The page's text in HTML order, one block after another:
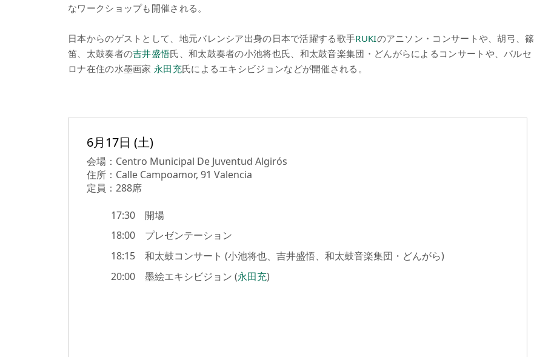
なワークショップも開催される。
日本からのゲストとして、地元バレンシア出身の日本で活躍する歌手RUKIのアニソン・コンサートや、胡弓、篠
笛、太鼓奏者の吉井盛悟氏、和太鼓奏者の小池将也氏、和太鼓音楽集団・どんがらによるコンサートや、バルセ
ロナ在住の水墨画家 永田充氏によるエキシビジョンなどが開催される。
6月17日 (土)
会場：Centro Municipal De Juventud Algirós
住所：Calle Campoamor, 91 Valencia
定員：288席
17:30 開場
18:00 プレゼンテーション
18:15 和太鼓コンサート (小池将也、吉井盛悟、和太鼓音楽集団・どんがら)
20:00 墨絵エキシビジョン (永田充)